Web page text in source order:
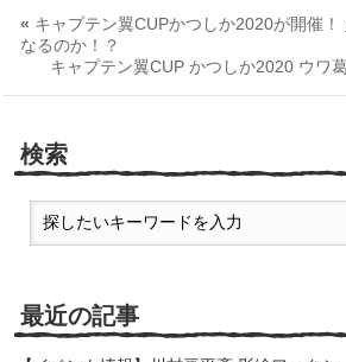
« キャプテン翼CUPかつしか2020が開催！
なるのか！？
キャプテン翼CUP かつしか2020 ウワ
検索
最近の記事